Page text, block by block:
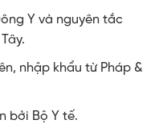
Y và nguyên tắc
nhập khẩu từ Pháp &
bởi Bộ Y tế.